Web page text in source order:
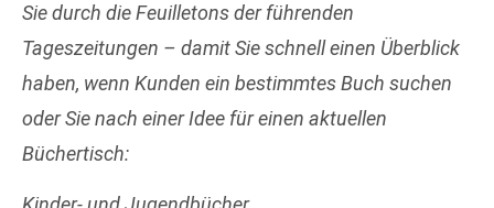
Sie durch die Feuilletons der führenden
Tageszeitungen – damit Sie schnell einen Überblick
haben, wenn Kunden ein bestimmtes Buch suchen
oder Sie nach einer Idee für einen aktuellen
Büchertisch: